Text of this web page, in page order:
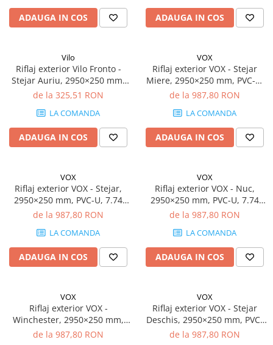
ADAUGA IN COS ADAUGA IN COS
Vilo
Riflaj exterior Vilo Fronto -
Stejar Auriu, 2950×250 mm,
PVC-U, 2.95 mp/cutie (4
de la 325,51 RON
LA COMANDA
ADAUGA IN COS
VOX
Riflaj exterior VOX - Stejar
Miere, 2950×250 mm, PVC-U,
7.74 mp/cutie (10 bucăți)
de la 987,80 RON
LA COMANDA
ADAUGA IN COS
VOX
Riflaj exterior VOX - Stejar,
2950×250 mm, PVC-U, 7.74
mp/cutie (10 bucăți)
de la 987,80 RON
LA COMANDA
ADAUGA IN COS
VOX
Riflaj exterior VOX - Nuc,
2950×250 mm, PVC-U, 7.74
mp/cutie (10 bucăți)
de la 987,80 RON
LA COMANDA
ADAUGA IN COS
VOX
Riflaj exterior VOX -
Winchester, 2950×250 mm,
PVC-U, 7.74 mp/cutie (10
de la 987,80 RON
VOX
Riflaj exterior VOX - Stejar
Deschis, 2950×250 mm, PVC-
U, 7.74 mp/cutie (10 bucăți)
de la 987,80 RON